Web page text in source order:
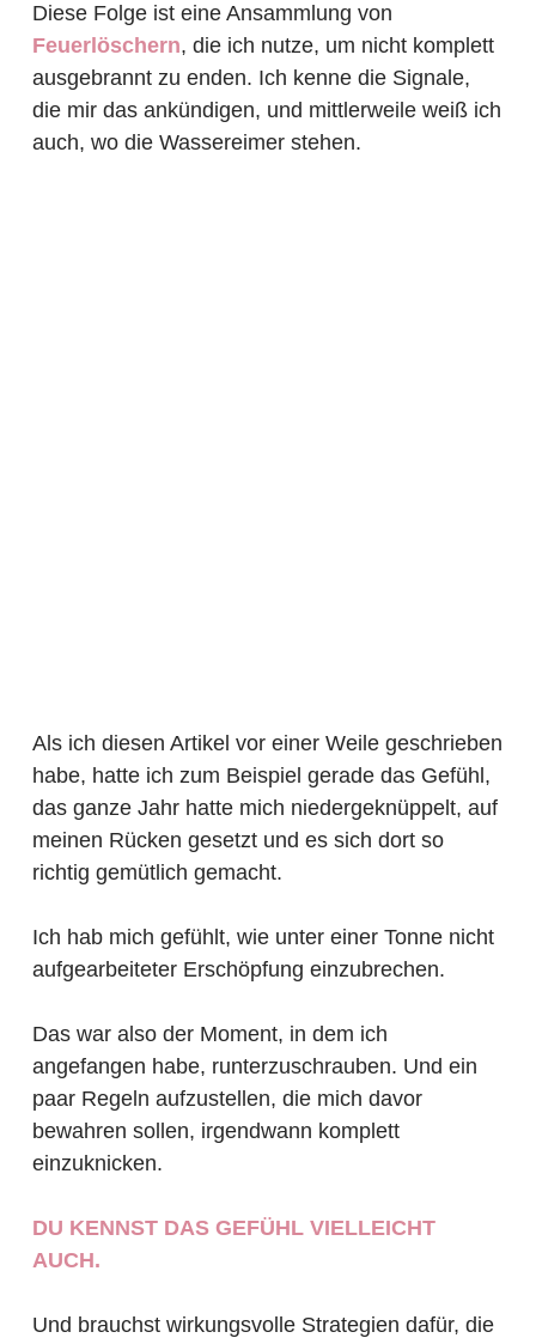
Diese Folge ist eine Ansammlung von
Feuerlöschern, die ich nutze, um nicht komplett
ausgebrannt zu enden. Ich kenne die Signale,
die mir das ankündigen, und mittlerweile weiß ich
auch, wo die Wassereimer stehen.
Als ich diesen Artikel vor einer Weile geschrieben
habe, hatte ich zum Beispiel gerade das Gefühl,
das ganze Jahr hatte mich niedergeknüppelt, auf
meinen Rücken gesetzt und es sich dort so
richtig gemütlich gemacht.
Ich hab mich gefühlt, wie unter einer Tonne nicht
aufgearbeiteter Erschöpfung einzubrechen.
Das war also der Moment, in dem ich
angefangen habe, runterzuschrauben. Und ein
paar Regeln aufzustellen, die mich davor
bewahren sollen, irgendwann komplett
einzuknicken.
DU KENNST DAS GEFÜHL VIELLEICHT
AUCH.
Und brauchst wirkungsvolle Strategien dafür, die